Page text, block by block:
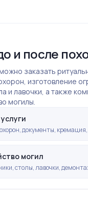
и после
заказать
изготовление
и лавочки, а также
могилы.
документы,
могил
столы, лавочки,